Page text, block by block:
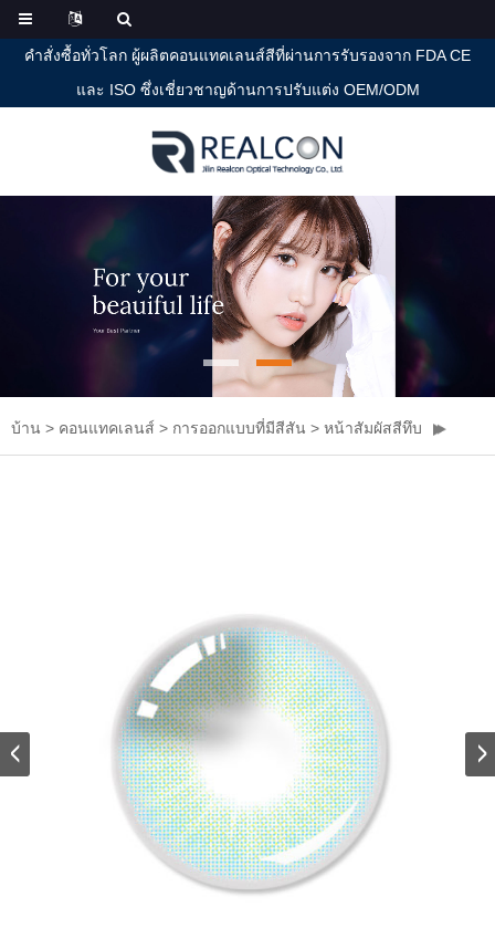
คำสั่งซื้อทั่วโลก ผู้ผลิตคอนแทคเลนส์สีที่ผ่านการรับรองจาก FDA CE
และ ISO ซึ่งเชี่ยวชาญด้านการปรับแต่ง OEM/ODM
บ้าน > คอนแทคเลนส์ > การออกแบบที่มีสีสัน > หน้าสัมผัสสีทึบ